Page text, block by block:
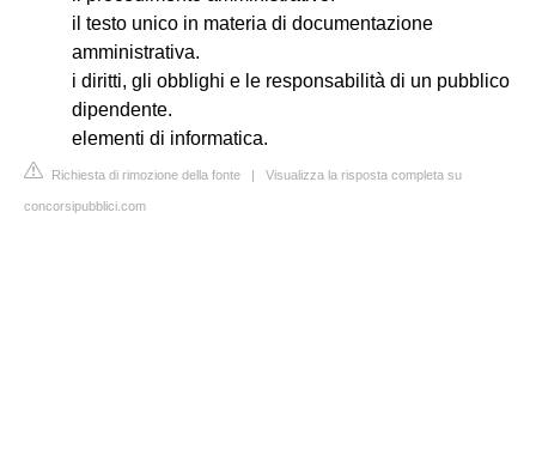
il testo unico in materia di documentazione
amministrativa.
i diritti, gli obblighi e le responsabilità di un pubblico
dipendente.
elementi di informatica.
Richiesta di rimozione della fonte | Visualizza la risposta completa su
concorsipubblici.com